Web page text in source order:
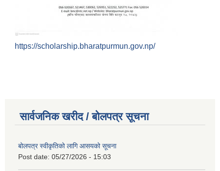
https://scholarship.bharatpurmun.gov.np/
सार्वजनिक खरीद / बोलपत्र सूचना
बोलपत्र स्वीकृतिको लागि आसयको सूचना
Post date: 05/27/2026 - 15:03